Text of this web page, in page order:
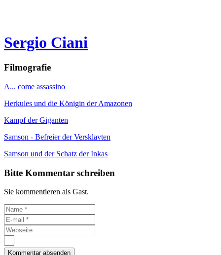
Sergio Ciani
Filmografie
A... come assassino
Herkules und die Königin der Amazonen
Kampf der Giganten
Samson - Befreier der Versklavten
Samson und der Schatz der Inkas
Bitte Kommentar schreiben
Sie kommentieren als Gast.